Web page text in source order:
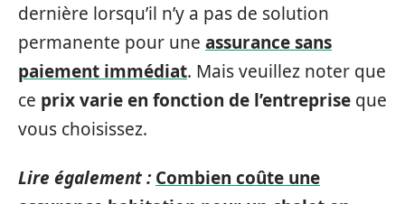
dernière lorsqu’il n’y a pas de solution
permanente pour une assurance sans
paiement immédiat. Mais veuillez noter que
ce prix varie en fonction de l’entreprise que
vous choisissez.
Lire également : Combien coûte une